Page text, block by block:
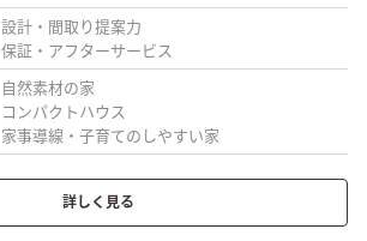
設計・間取り提案力
保証・アフターサービス
自然素材の家
コンパクトハウス
家事導線・子育てのしやすい家
詳しく見る